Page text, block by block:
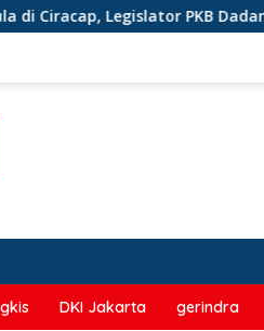
Legislator PKB Dadang
DKI Jakarta gerindra